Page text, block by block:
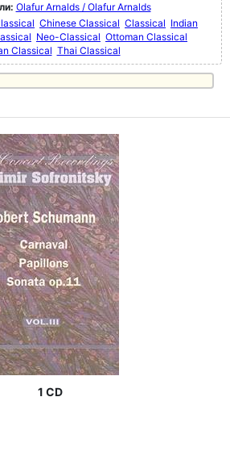
Olafur Arnalds / Olafur Arnalds
Chinese Classical Classical Indian
Neo-Classical Ottoman Classical
Classical Thai Classical
1 CD